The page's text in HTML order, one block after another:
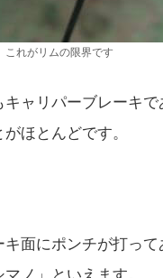
これがリムの限界です
ャリパーブレーキで
ほとんどです。
面にポンチが打って
ノ」といえます。